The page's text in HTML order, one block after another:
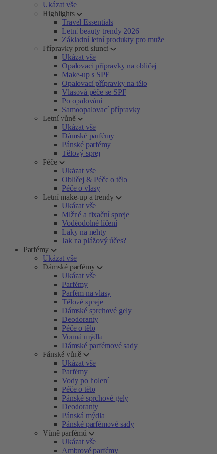
Ukázat vše
Highlights
Travel Essentials
Letní beauty trendy 2026
Základní letní produkty pro muže
Přípravky proti slunci
Ukázat vše
Opalovací přípravky na obličej
Make-up s SPF
Opalovací přípravky na tělo
Vlasová péče se SPF
Po opalování
Samoopalovací přípravky
Letní vůně
Ukázat vše
Dámské parfémy
Pánské parfémy
Tělový sprej
Péče
Ukázat vše
Obličej & Péče o tělo
Péče o vlasy
Letní make-up a trendy
Ukázat vše
Mlžné a fixační spreje
Voděodolné líčení
Laky na nehty
Jak na plážový účes?
Parfémy
Ukázat vše
Dámské parfémy
Ukázat vše
Parfémy
Parfém na vlasy
Tělové spreje
Dámské sprchové gely
Deodoranty
Péče o tělo
Vonná mýdla
Dámské parfémové sady
Pánské vůně
Ukázat vše
Parfémy
Vody po holení
Péče o tělo
Pánské sprchové gely
Deodoranty
Pánská mýdla
Pánské parfémové sady
Vůně parfémů
Ukázat vše
Ambrové parfémy